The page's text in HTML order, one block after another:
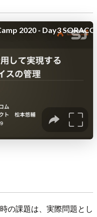
の課題は、実際問題とし